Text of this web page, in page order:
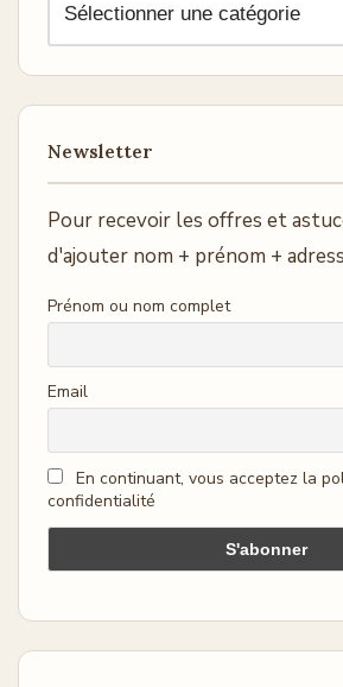
Newsletter
Pour recevoir les offres et
d'ajouter nom + prénom +
Prénom ou nom complet
Email
En continuant, vous acceptez la
confidentialité